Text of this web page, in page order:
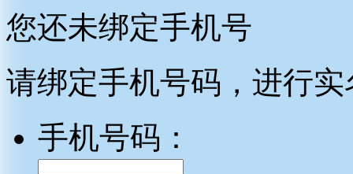
您还未绑定手机号
请绑定手机号码，进行
手机号码：